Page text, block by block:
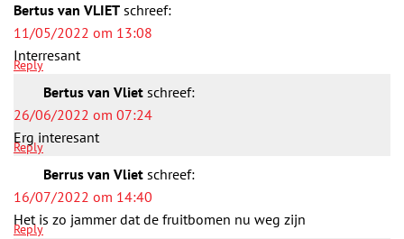
Bertus van VLIET schreef:
11/05/2022 om 13:08
Interresant
Reply
Bertus van Vliet schreef:
26/06/2022 om 07:24
Erg interesant
Reply
Berrus van Vliet schreef:
16/07/2022 om 14:40
Het is zo jammer dat de fruitbomen nu weg zijn
Reply